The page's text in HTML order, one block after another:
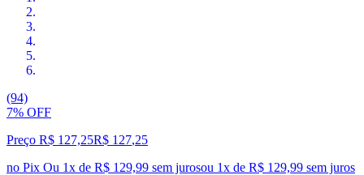
(94)
7% OFF
Preço R$ 127,25R$ 127,25
no Pix Ou 1x de R$ 129,99 sem jurosou 1x de R$ 129,99 sem juros